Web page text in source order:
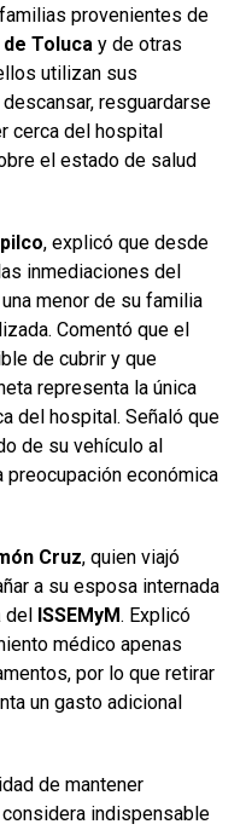
provenientes de
de Toluca y de otras
utilizan sus
resguardarse
cerca del hospital
el estado de salud
, explicó que desde
inmediaciones del
menor de su familia
Comentó que el
de cubrir y que
representa la única
del hospital. Señaló que
de su vehículo al
económica
Cruz, quien viajó
a su esposa internada
del ISSEMyM. Explicó
médico apenas
por lo que retirar
un gasto adicional
de mantener
indispensable